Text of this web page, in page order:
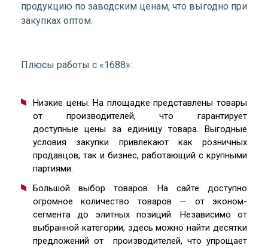
продукцию по заводским ценам, что выгодно при
закупках оптом.
Плюсы работы с «1688»:
Низкие цены. На площадке представлены товары
от производителей, что гарантирует
доступные цены за единицу товара. Выгодные
условия закупки привлекают как розничных
продавцов, так и бизнес, работающий с крупными
партиями.
Большой выбор товаров. На сайте доступно
огромное количество товаров — от эконом-
сегмента до элитных позиций. Независимо от
выбранной категории, здесь можно найти десятки
предложений от производителей, что упрощает